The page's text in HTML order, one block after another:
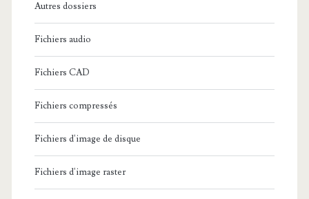
Autres dossiers
Fichiers audio
Fichiers CAD
Fichiers compressés
Fichiers d'image de disque
Fichiers d'image raster